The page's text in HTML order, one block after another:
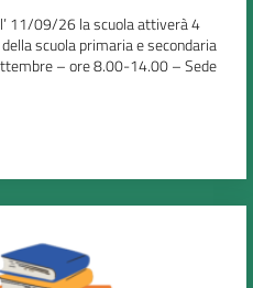
11/09/26 la scuola attiverà 4
scuola primaria e secondaria
– ore 8.00-14.00 – Sede